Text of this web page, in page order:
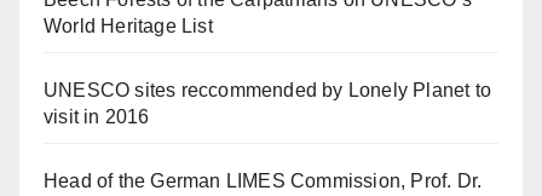
World Heritage List
UNESCO sites reccommended by Lonely Planet to
visit in 2016
Head of the German LIMES Commission, Prof. Dr.